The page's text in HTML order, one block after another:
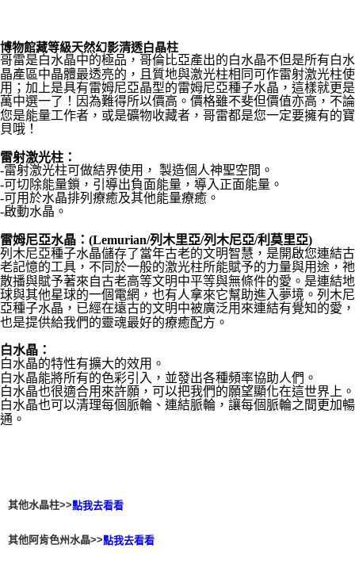
博物館藏等級天然幻影清透白晶柱
哥雷是白水晶中的極品，哥倫比亞產出的白水晶不但是所有白水
晶產區中晶體最透亮的，且質地與激光柱相同可作雷射激光柱使
用；加上是具有雷姆尼亞晶型的雷姆尼亞種子水晶，這樣就更是
萬中選一了！因為難得所以價高。價格雖不斐但價值亦高，不論
您是能量工作者，或是礦物收藏者，哥雷都是您一定要擁有的寶
貝哦！
雷射激光柱：
-雷射激光柱可做結界使用， 製造個人神聖空間。
-可切除能量鎖，引導出負面能量，導入正面能量。
-可用於水晶排列療癒及其他能量療癒。
-啟動水晶。
雷姆尼亞水晶：(Lemurian/列木里亞/列木尼亞/利莫里亞)
列木尼亞種子水晶儲存了當年古老的文明智慧，是開啟您連結古
老記憶的工具，不同於一般的激光柱所能賦予的力量與用途，祂
散播與賦予著來自古老高等文明中平等與無條件的愛。是連結地
球與其他星球的一個電網，也有人拿來它幫助進入夢境。列木尼
亞種子水晶，已經在遠古的文明中被廣泛用來連結有覺知的愛，
也是提供給我們的靈魂最好的療癒配方。
白水晶：
白水晶的特性有擴大的效用。
白水晶能將所有的色彩引入，並發出各種頻率協助人們。
白水晶也很適合用來許願，可以把我們的願望顯化在這世界上。
白水晶也可以清理每個脈輪、連結脈輪，讓每個脈輪之間更加暢
通。
其他水晶柱>>點我去看看
其他阿肯色州水晶>>點我去看看